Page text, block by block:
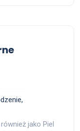
jako Piel